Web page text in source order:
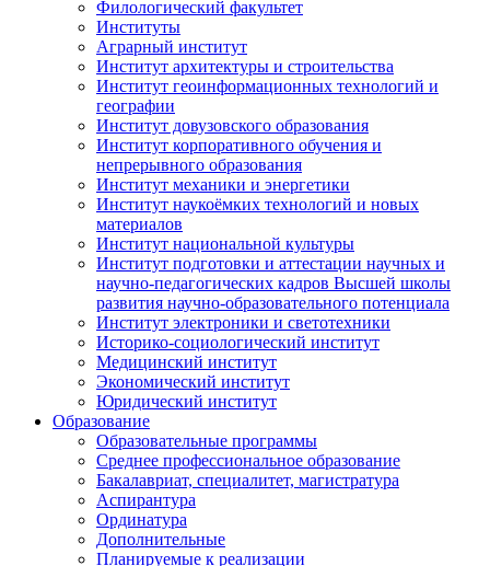
Филологический факультет
Институты
Аграрный институт
Институт архитектуры и строительства
Институт геоинформационных технологий и
географии
Институт довузовского образования
Институт корпоративного обучения и
непрерывного образования
Институт механики и энергетики
Институт наукоёмких технологий и новых
материалов
Институт национальной культуры
Институт подготовки и аттестации научных и
научно-педагогических кадров Высшей школы
развития научно-образовательного потенциала
Институт электроники и светотехники
Историко-социологический институт
Медицинский институт
Экономический институт
Юридический институт
Образование
Образовательные программы
Среднее профессиональное образование
Бакалавриат, специалитет, магистратура
Аспирантура
Ординатура
Дополнительные
Планируемые к реализации